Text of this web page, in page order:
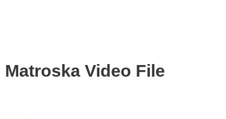
Matroska Video File